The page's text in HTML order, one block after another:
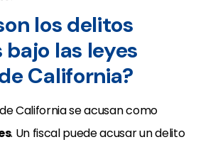
los delitos
las leyes
California?
California se acusan como
. Un fiscal puede acusar un delito